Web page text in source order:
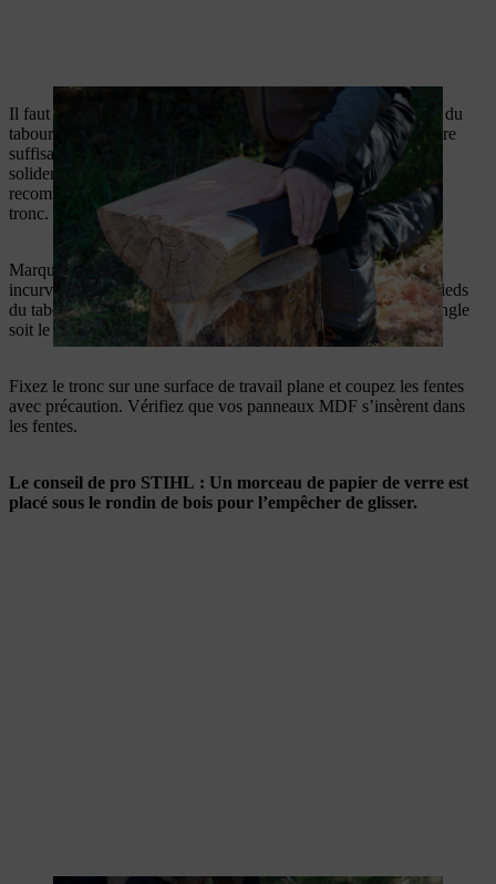
Il faut maintenant préparer les cavités dans lesquelles les pieds du
tabouret en rondin de bois seront insérés. Ces fentes doivent être
suffisamment profondes pour que les panneaux MDF soient
solidement fixés et ne puissent pas se casser. Nous vous
recommandons de les insérer à environ un tiers du diamètre du
tronc.
Marquez d’abord les emplacements des fentes le long du côté
incurvé du tronc, en les positionnant de manière à ce que les pieds
du tabouret soient orientés vers l’extérieur. Veillez à ce que l’angle
soit le même des deux côtés pour que le tabouret soit stable.
Fixez le tronc sur une surface de travail plane et coupez les fentes
avec précaution. Vérifiez que vos panneaux MDF s’insèrent dans
les fentes.
Le conseil de pro STIHL : Un morceau de papier de verre est
placé sous le rondin de bois pour l’empêcher de glisser.